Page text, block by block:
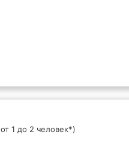
1 до 2 человек*)